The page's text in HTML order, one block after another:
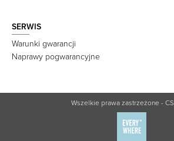
SERWIS
Warunki gwarancji
Naprawy pogwarancyjne
Wszelkie prawa zastrzeżone -